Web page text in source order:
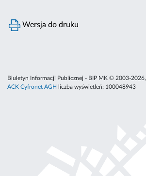
Wersja do druku
Biuletyn Informacji Publicznej - BIP MK © 2003-2026,
ACK Cyfronet AGH
liczba wyświetleń: 100048943